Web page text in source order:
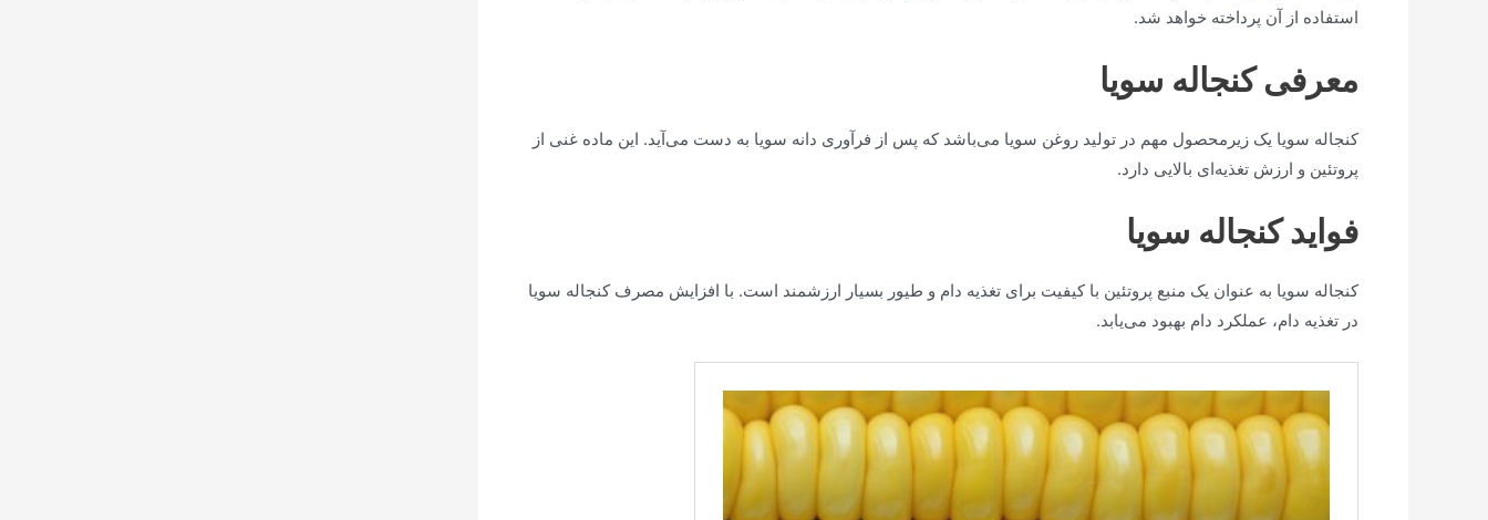
استفاده از آن پرداخته خواهد شد.
معرفی کنجاله سویا
کنجاله سویا یک زیرمحصول مهم در تولید روغن سویا می‌باشد که پس از فرآوری دانه سویا به دست می‌آید. این ماده غنی از
پروتئین و ارزش تغذیه‌ای بالایی دارد.
فواید کنجاله سویا
کنجاله سویا به عنوان یک منبع پروتئین با کیفیت برای تغذیه دام و طیور بسیار ارزشمند است. با افزایش مصرف کنجاله سویا
در تغذیه دام، عملکرد دام بهبود می‌یابد.